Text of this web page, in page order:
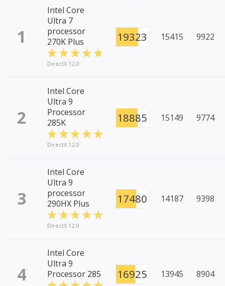
1
Intel Core
Ultra 7
processor
270K Plus
DirectX 12.0
19323 15415 9922
2
Intel Core
Ultra 9
Processor
285K
DirectX 12.0
18885 15149 9774
3
Intel Core
Ultra 9
processor
290HX Plus
DirectX 12.0
17480 14187 9398
4
Intel Core
Ultra 9
Processor 285
16925 13945 8904